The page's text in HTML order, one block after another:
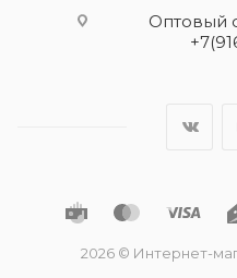
Оптовый
2026 © Интернет-